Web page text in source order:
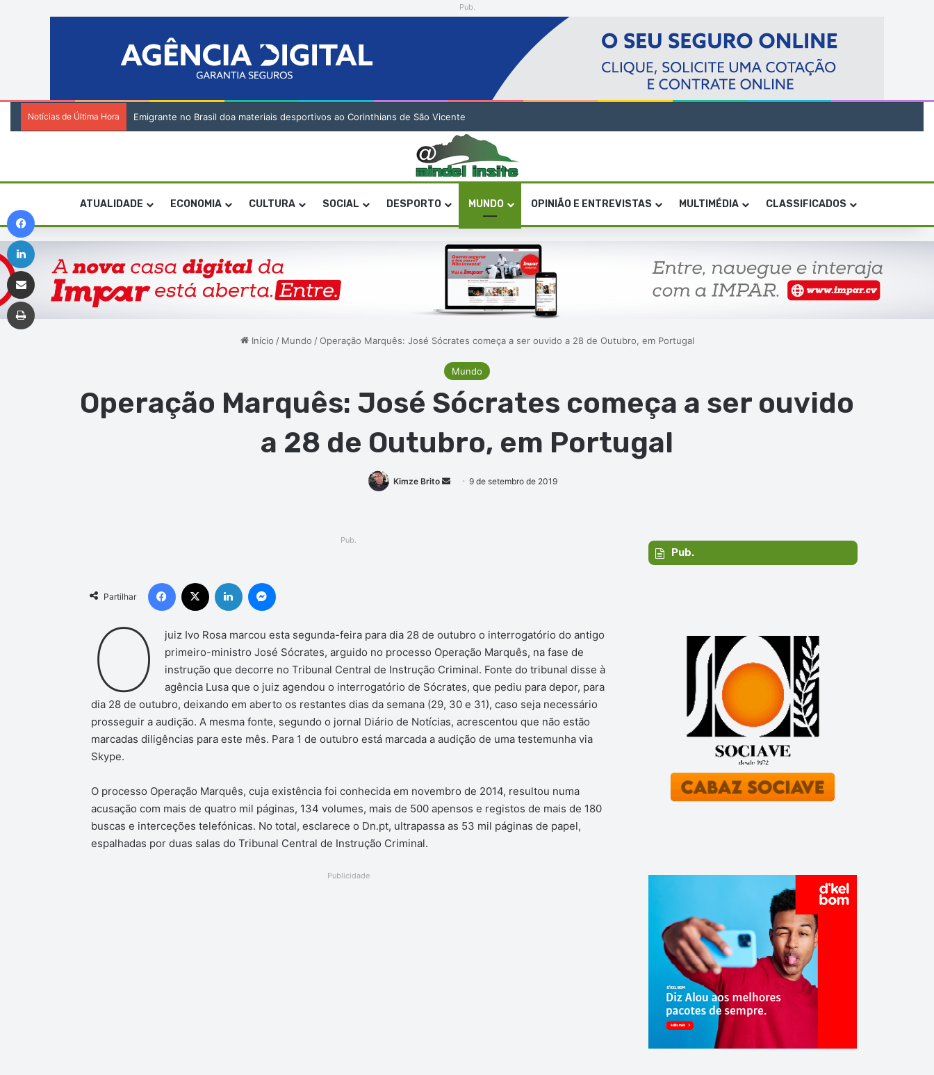
Pub.
Notícias de Última Hora Festival da Baía das Gatas junta “vozes” de quatro gerações da música cabo-verdiana na segunda noite
ATUALIDADE ECONOMIA CULTURA SOCIAL DESPORTO MUNDO OPINIÃO E ENTREVISTAS MULTIMÉDIA CLASSIFICADOS
Início / Mundo / Operação Marquês: José Sócrates começa a ser ouvido a 28 de Outubro, em Portugal
Mundo
Operação Marquês: José Sócrates começa a ser ouvido
a 28 de Outubro, em Portugal
Kimze Brito
Mande9 de setembro de 2019
Pub.
Partilhar
Facebook Linkedin
O
juiz Ivo Rosa marcou esta segunda-feira para dia 28 de outubro o interrogatório do antigo
primeiro-ministro José Sócrates, arguido no processo Operação Marquês, na fase de
instrução que decorre no Tribunal Central de Instrução Criminal. Fonte do tribunal disse à
agência Lusa que o juiz agendou o interrogatório de Sócrates, que pediu para depor, para
dia 28 de outubro, deixando em aberto os restantes dias da semana (29, 30 e 31), caso seja necessário
prosseguir a audição. A mesma fonte, segundo o jornal Diário de Notícias, acrescentou que não estão
marcadas diligências para este mês. Para 1 de outubro está marcada a audição de uma testemunha via
Skype.
O processo Operação Marquês, cuja existência foi conhecida em novembro de 2014, resultou numa
acusação com mais de quatro mil páginas, 134 volumes, mais de 500 apensos e registos de mais de 180
buscas e interceções telefónicas. No total, esclarece o Dn.pt, ultrapassa as 53 mil páginas de papel,
espalhadas por duas salas do Tribunal Central de Instrução Criminal.
Publicidade
Pub.
Linkedin
Imprimir